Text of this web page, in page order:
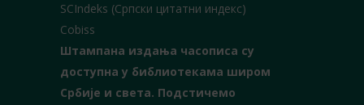
SCIndeks (Српски цитатни индекс)
Cobiss
Штампана издања часописа су
доступна у библиотекама широм
Србије и света. Подстичемо